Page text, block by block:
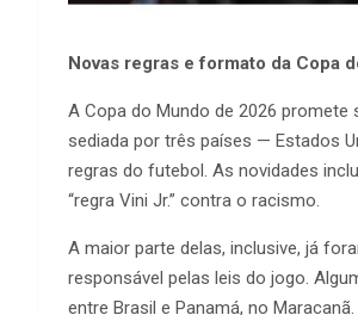
Novas regras e formato da Copa
A Copa do Mundo de 2026
sediada por três países — Estados
regras do futebol. As novidades
“regra Vini Jr.” contra o racismo.
A maior parte delas, inclusive, já
responsável pelas leis do jogo.
entre Brasil e Panamá, no Maracanã.